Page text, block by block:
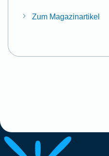
Zum Magazinartikel